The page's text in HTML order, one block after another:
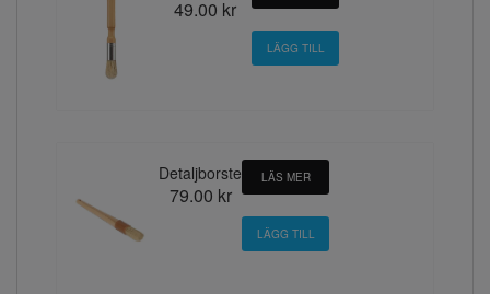
49.00 kr
Detaljborste
79.00 kr
LÄS MER